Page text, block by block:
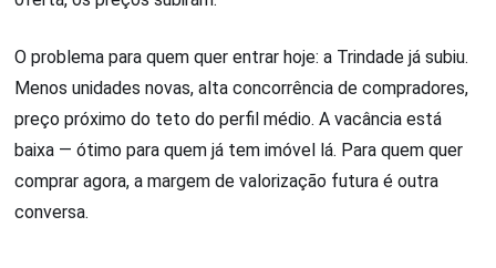
O problema para quem quer entrar hoje: a Trindade já subiu.
Menos unidades novas, alta concorrência de compradores,
preço próximo do teto do perfil médio. A vacância está
baixa — ótimo para quem já tem imóvel lá. Para quem quer
comprar agora, a margem de valorização futura é outra
conversa.